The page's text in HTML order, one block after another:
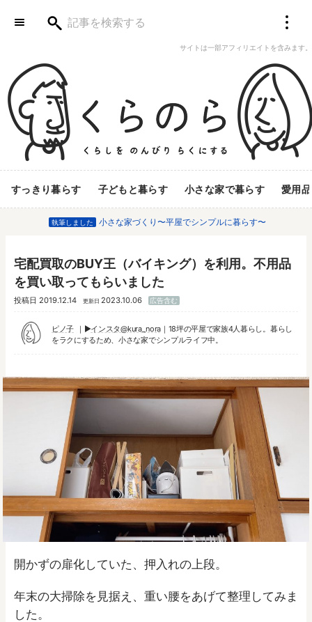
サイトは一部アフィリエイトを含みます。
すっきり暮らす 子どもと暮らす 小さな家で暮らす 愛用品
執筆しました 小さな家づくり〜平屋でシンプルに暮らす〜
宅配買取のBUY王（バイキング）を利用。不用品
を買い取ってもらいました
投稿日 2019.12.14 更新日 2023.10.06 広告含む
ピノ子 ▶︎インスタ@kura_nora｜18坪の平屋で家族4人暮らし。暮らし
をラクにするため、小さな家でシンプルライフ中。
開かずの扉化していた、押入れの上段。
年末の大掃除を見据え、重い腰をあげて整理してみま
した。